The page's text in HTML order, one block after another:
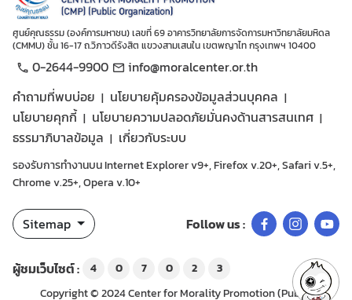
ศูนย์คุณธรรม (องค์การมหาชน) เลขที่ 69 อาคารวิทยาลัยการจัดการมหาวิทยาลัยมหิดล
(CMMU) ชั้น 16-17 ถ.วิภาวดีรังสิต แขวงสามเสนใน เขตพญาไท กรุงเทพฯ 10400
0-2644-9900
info@moralcenter.or.th
คำถามที่พบบ่อย
นโยบายคุ้มครองข้อมูลส่วนบุคคล
นโยบายคุกกี้
นโยบายความปลอดภัยมั่นคงด้านสารสนเทศ
ธรรมาภิบาลข้อมูล
เกี่ยวกับระบบ
รองรับการทำงานบน Internet Explorer v9+, Firefox v.20+, Safari v.5+,
Chrome v.25+, Opera v.10+
Sitemap Follow us :
ผู้ชมเว็บไซต์ : 4 0 7 0 2
3
Copyright © 2024 Center for Morality Promotion (Public